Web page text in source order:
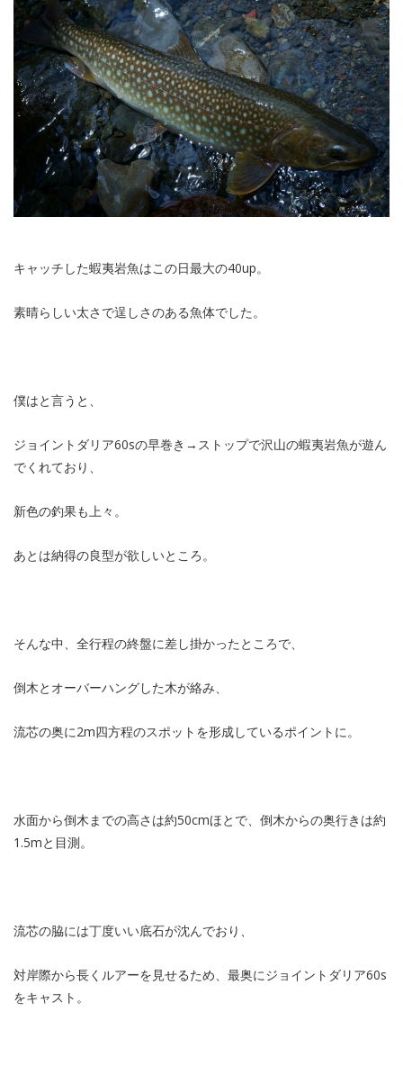
キャッチした蝦夷岩魚はこの日最大の40up。
素晴らしい太さで逞しさのある魚体でした。
僕はと言うと、
ジョイントダリア60sの早巻き→ストップで沢山の蝦夷岩魚が遊ん
でくれており、
新色の釣果も上々。
あとは納得の良型が欲しいところ。
そんな中、全行程の終盤に差し掛かったところで、
倒木とオーバーハングした木が絡み、
流芯の奥に2m四方程のスポットを形成しているポイントに。
水面から倒木までの高さは約50cmほとで、倒木からの奥行きは約
1.5mと目測。
流芯の脇には丁度いい底石が沈んでおり、
対岸際から長くルアーを見せるため、最奥にジョイントダリア60s
をキャスト。